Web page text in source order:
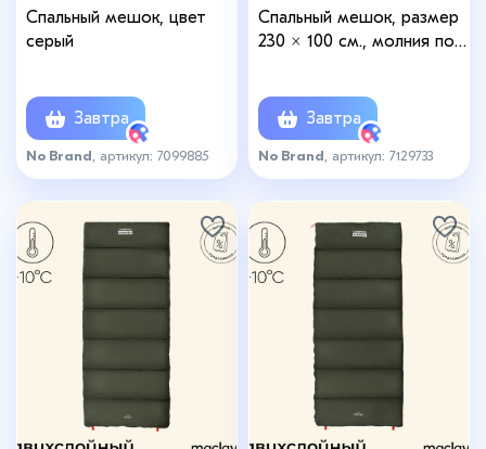
Спальный мешок, цвет
серый
Завтра
No Brand , артикул: 7099885
Спальный мешок, размер
230 × 100 см., молния по
Завтра
No Brand , артикул: 7129733
+5